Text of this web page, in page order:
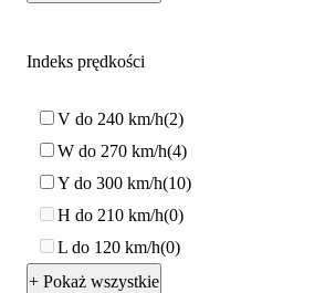
Indeks prędkości
V do 240 km/h 2
W do 270 km/h 4
Y do 300 km/h 10
H do 210 km/h 0
L do 120 km/h 0
+ Pokaż wszystkie